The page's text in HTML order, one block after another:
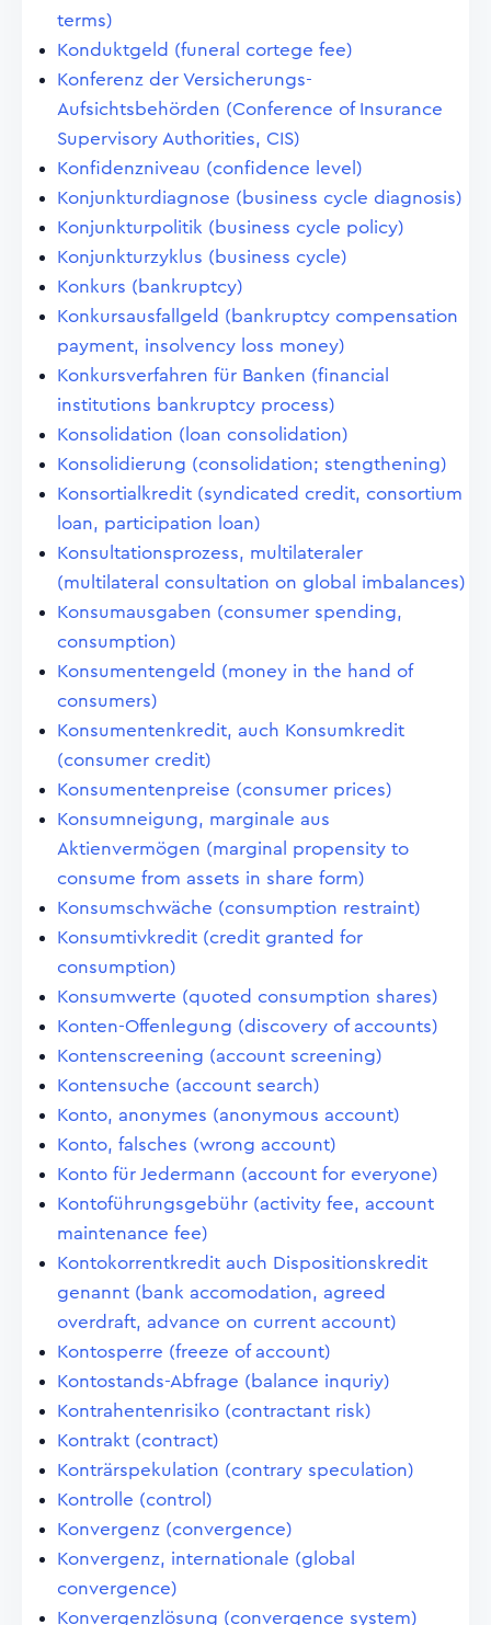
terms)
Konduktgeld (funeral cortege fee)
Konferenz der Versicherungs-
Aufsichtsbehörden (Conference of Insurance
Supervisory Authorities, CIS)
Konfidenzniveau (confidence level)
Konjunkturdiagnose (business cycle diagnosis)
Konjunkturpolitik (business cycle policy)
Konjunkturzyklus (business cycle)
Konkurs (bankruptcy)
Konkursausfallgeld (bankruptcy compensation
payment, insolvency loss money)
Konkursverfahren für Banken (financial
institutions bankruptcy process)
Konsolidation (loan consolidation)
Konsolidierung (consolidation; stengthening)
Konsortialkredit (syndicated credit, consortium
loan, participation loan)
Konsultationsprozess, multilateraler
(multilateral consultation on global imbalances)
Konsumausgaben (consumer spending,
consumption)
Konsumentengeld (money in the hand of
consumers)
Konsumentenkredit, auch Konsumkredit
(consumer credit)
Konsumentenpreise (consumer prices)
Konsumneigung, marginale aus
Aktienvermögen (marginal propensity to
consume from assets in share form)
Konsumschwäche (consumption restraint)
Konsumtivkredit (credit granted for
consumption)
Konsumwerte (quoted consumption shares)
Konten-Offenlegung (discovery of accounts)
Kontenscreening (account screening)
Kontensuche (account search)
Konto, anonymes (anonymous account)
Konto, falsches (wrong account)
Konto für Jedermann (account for everyone)
Kontoführungsgebühr (activity fee, account
maintenance fee)
Kontokorrentkredit auch Dispositionskredit
genannt (bank accomodation, agreed
overdraft, advance on current account)
Kontosperre (freeze of account)
Kontostands-Abfrage (balance inquriy)
Kontrahentenrisiko (contractant risk)
Kontrakt (contract)
Konträrspekulation (contrary speculation)
Kontrolle (control)
Konvergenz (convergence)
Konvergenz, internationale (global
convergence)
Konvergenzlösung (convergence system)